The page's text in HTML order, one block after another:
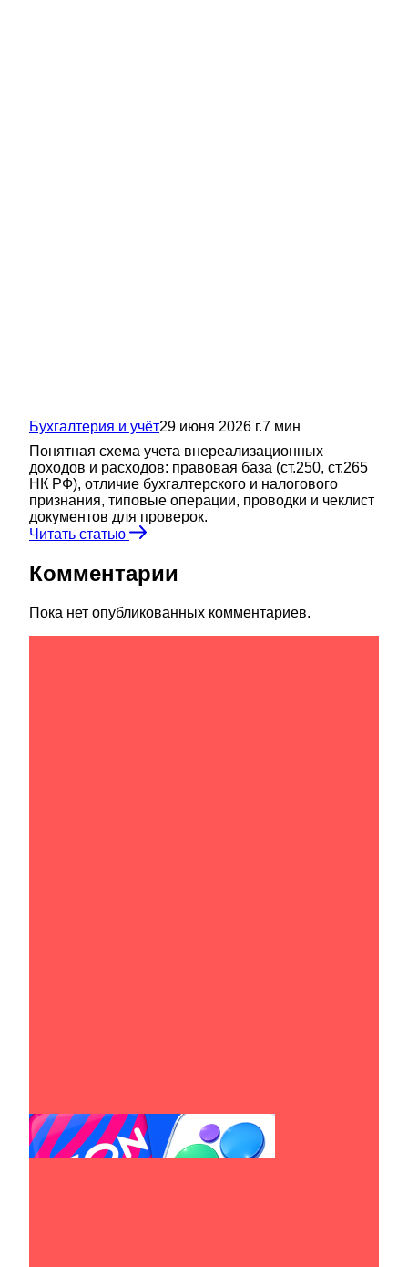
Бухгалтерия и учёт29 июня 2026 г.7 мин
Понятная схема учета внереализационных
доходов и расходов: правовая база (ст.250, ст.265
НК РФ), отличие бухгалтерского и налогового
признания, типовые операции, проводки и чеклист
документов для проверок.
Читать статью
Комментарии
Пока нет опубликованных комментариев.